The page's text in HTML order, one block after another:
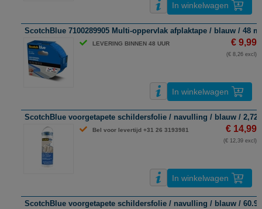
In winkelwagen
ScotchBlue 7100289905 Multi-oppervlak afplaktape / blauw / 48
LEVERING BINNEN 48 UUR € 9,99
(€ 8,26 excl)
In winkelwagen
ScotchBlue voorgetapete schildersfolie / navulling / blauw / 2,72
Bel voor levertijd +31 26 3193981 € 14,99
(€ 12,39 excl)
In winkelwagen
ScotchBlue voorgetapete schildersfolie / navulling / blauw / 60.9